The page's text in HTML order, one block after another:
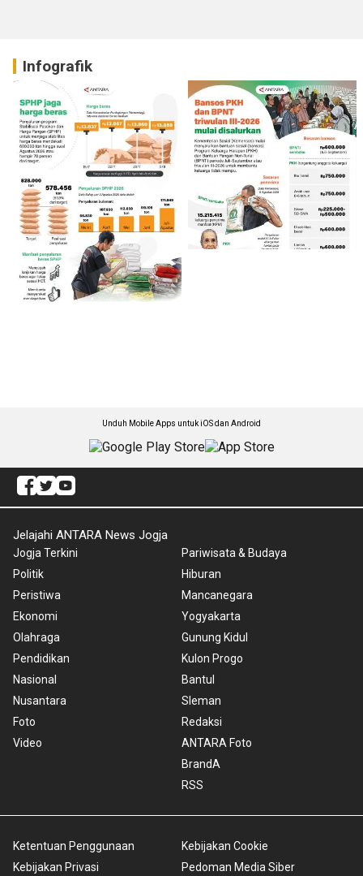
Infografik
Unduh Mobile Apps untuk iOS dan Android
Jelajahi ANTARA News Jogja
Jogja Terkini
Politik
Peristiwa
Ekonomi
Olahraga
Pendidikan
Nasional
Nusantara
Foto
Video
Pariwisata & Budaya
Hiburan
Mancanegara
Yogyakarta
Gunung Kidul
Kulon Progo
Bantul
Sleman
Redaksi
ANTARA Foto
BrandA
RSS
Ketentuan Penggunaan
Kebijakan Privasi
Kebijakan Cookie
Pedoman Media Siber